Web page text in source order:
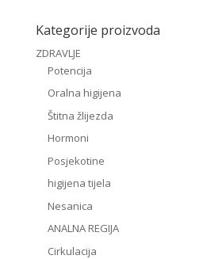
Kategorije proizvoda
ZDRAVLJE
Potencija
Oralna higijena
Štitna žlijezda
Hormoni
Posjekotine
higijena tijela
Nesanica
ANALNA REGIJA
Cirkulacija